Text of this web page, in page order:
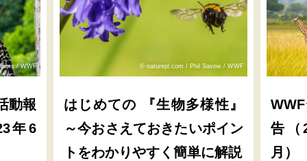
/ WWF
動報
年6
© naturepl.com / Phil Savoie / WWF
はじめての 『生物多様性』
～今おさえておきたいポイン
トをわかりやすく簡単に解説
告（
月）